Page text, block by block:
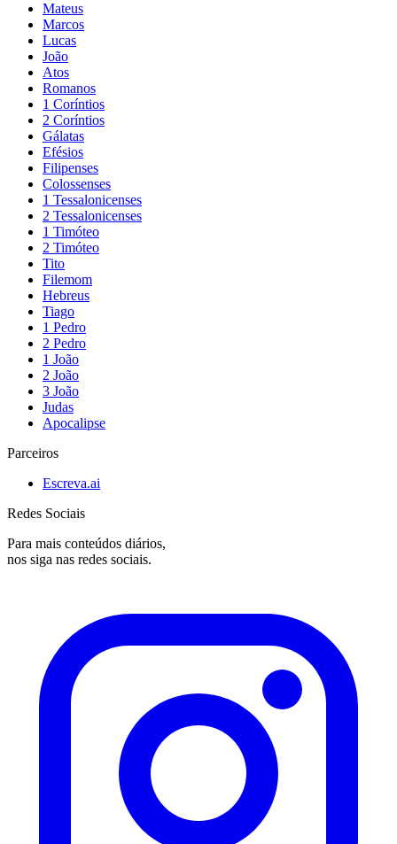
Mateus
Marcos
Lucas
João
Atos
Romanos
1 Coríntios
2 Coríntios
Gálatas
Efésios
Filipenses
Colossenses
1 Tessalonicenses
2 Tessalonicenses
1 Timóteo
2 Timóteo
Tito
Filemom
Hebreus
Tiago
1 Pedro
2 Pedro
1 João
2 João
3 João
Judas
Apocalipse
Parceiros
Escreva.ai
Redes Sociais
Para mais conteúdos diários,
nos siga nas redes sociais.